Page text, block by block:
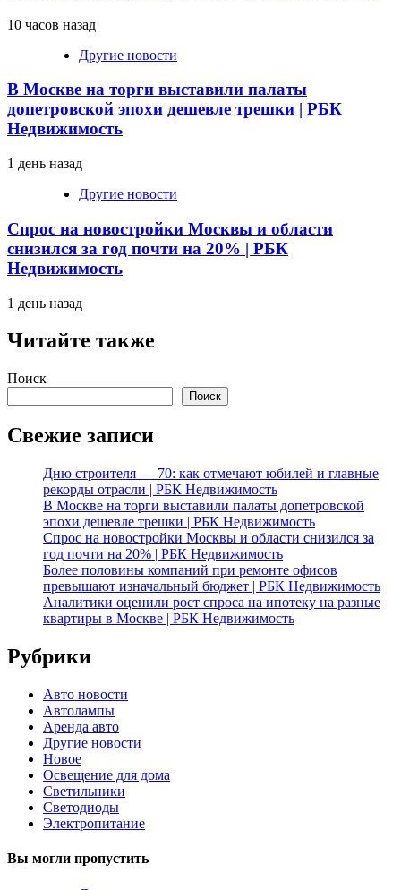
10 часов назад
Другие новости
В Москве на торги выставили палаты
допетровской эпохи дешевле трешки | РБК
Недвижимость
1 день назад
Другие новости
Спрос на новостройки Москвы и области
снизился за год почти на 20% | РБК
Недвижимость
1 день назад
Читайте также
Поиск
Поиск
Свежие записи
Дню строителя — 70: как отмечают юбилей и главные
рекорды отрасли | РБК Недвижимость
В Москве на торги выставили палаты допетровской
эпохи дешевле трешки | РБК Недвижимость
Спрос на новостройки Москвы и области снизился за
год почти на 20% | РБК Недвижимость
Более половины компаний при ремонте офисов
превышают изначальный бюджет | РБК Недвижимость
Аналитики оценили рост спроса на ипотеку на разные
квартиры в Москве | РБК Недвижимость
Рубрики
Авто новости
Автолампы
Аренда авто
Другие новости
Новое
Освещение для дома
Светильники
Светодиоды
Электропитание
Вы могли пропустить